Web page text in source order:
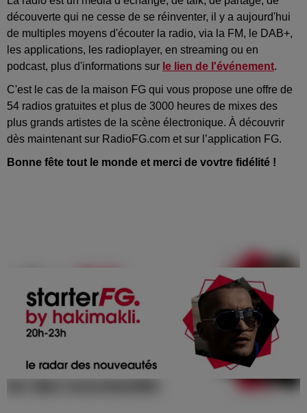
découverte qui ne cesse de se réinventer, il y a aujourd'hui
de multiples moyens d'écouter la radio, via la FM, le DAB+,
les applications, les radioplayer, en streaming ou en
podcast, plus d'informations sur le lien de l'événement.
C'est le cas de la maison FG qui vous propose une offre de
54 radios gratuites et plus de 3000 heures de mixes des
plus grands artistes de la scène électronique. À découvrir
dès maintenant sur RadioFG.com et sur l’application FG.
Bonne fête tout le monde et merci de vovtre fidélité !